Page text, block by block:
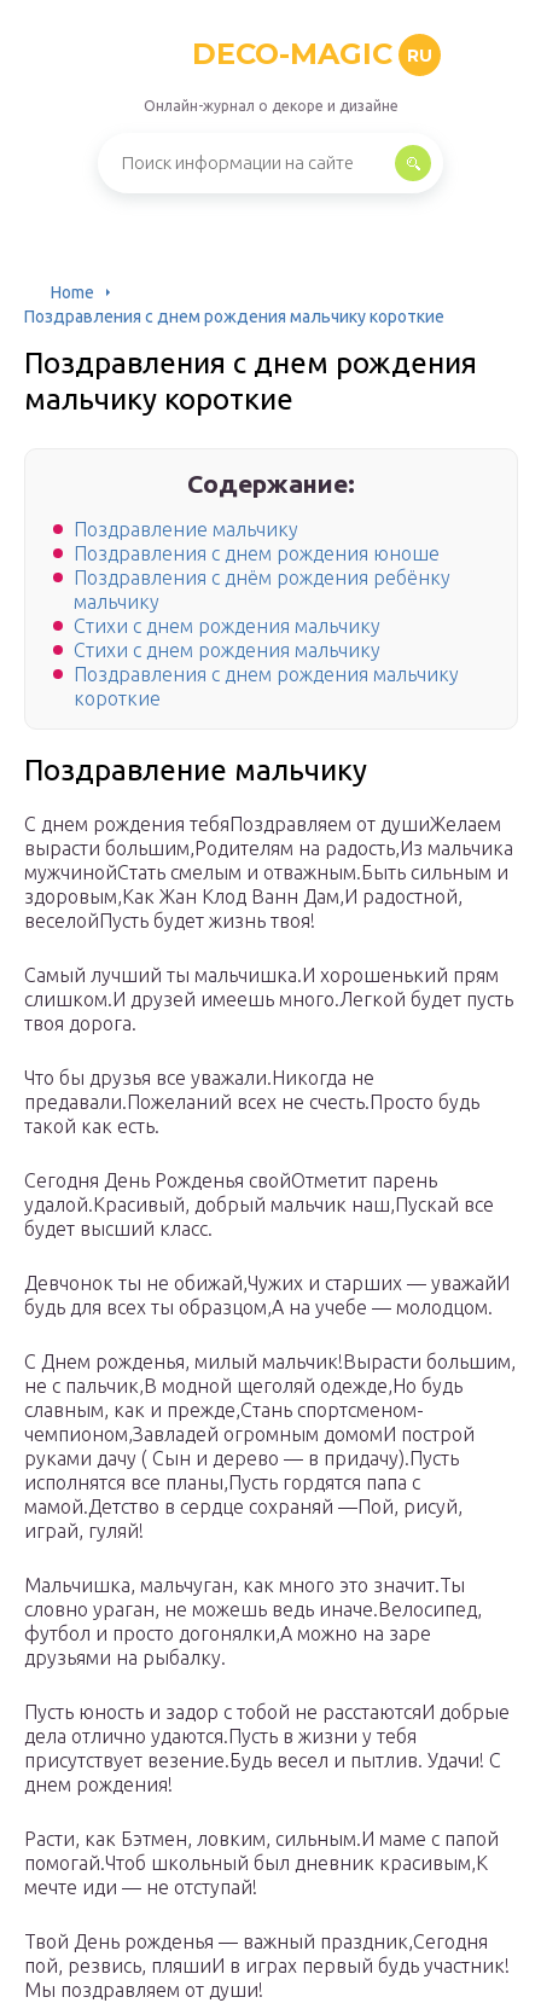
DECO-MAGIC RU
Онлайн-журнал о декоре и дизайне
Home
Поздравления с днем рождения мальчику короткие
Поздравления с днем рождения
мальчику короткие
Содержание:
Поздравление мальчику
Поздравления с днем рождения юноше
Поздравления с днём рождения ребёнку
мальчику
Стихи с днем рождения мальчику
Стихи с днем рождения мальчику
Поздравления с днем рождения мальчику
короткие
Поздравление мальчику
С днем рождения тебяПоздравляем от душиЖелаем
вырасти большим,Родителям на радость,Из мальчика
мужчинойСтать смелым и отважным.Быть сильным и
здоровым,Как Жан Клод Ванн Дам,И радостной,
веселойПусть будет жизнь твоя!
Самый лучший ты мальчишка.И хорошенький прям
слишком.И друзей имеешь много.Легкой будет пусть
твоя дорога.
Что бы друзья все уважали.Никогда не
предавали.Пожеланий всех не счесть.Просто будь
такой как есть.
Сегодня День Рожденья свойОтметит парень
удалой.Красивый, добрый мальчик наш,Пускай все
будет высший класс.
Девчонок ты не обижай,Чужих и старших — уважайИ
будь для всех ты образцом,А на учебе — молодцом.
С Днем рожденья, милый мальчик!Вырасти большим,
не с пальчик,В модной щеголяй одежде,Но будь
славным, как и прежде,Стань спортсменом-
чемпионом,Завладей огромным домомИ построй
руками дачу ( Сын и дерево — в придачу).Пусть
исполнятся все планы,Пусть гордятся папа с
мамой.Детство в сердце сохраняй —Пой, рисуй,
играй, гуляй!
Мальчишка, мальчуган, как много это значит.Ты
словно ураган, не можешь ведь иначе.Велосипед,
футбол и просто догонялки,А можно на заре
друзьями на рыбалку.
Пусть юность и задор с тобой не расстаютсяИ добрые
дела отлично удаются.Пусть в жизни у тебя
присутствует везение.Будь весел и пытлив. Удачи! С
днем рождения!
Расти, как Бэтмен, ловким, сильным.И маме с папой
помогай.Чтоб школьный был дневник красивым,К
мечте иди — не отступай!
Твой День рожденья — важный праздник,Сегодня
пой, резвись, пляшиИ в играх первый будь участник!
Мы поздравляем от души!